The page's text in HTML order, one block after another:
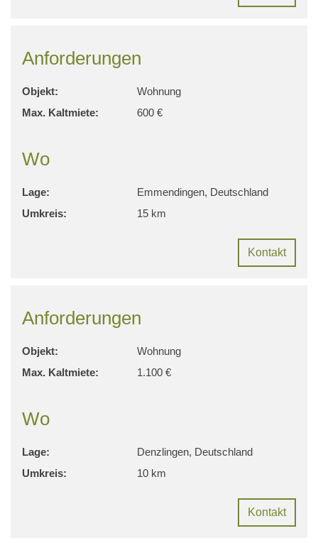
Anforderungen
Objekt:
Wohnung
Max. Kaltmiete:
600 €
Wo
Lage:
Emmendingen, Deutschland
Umkreis:
15 km
Kontakt
Anforderungen
Objekt:
Wohnung
Max. Kaltmiete:
1.100 €
Wo
Lage:
Denzlingen, Deutschland
Umkreis:
10 km
Kontakt